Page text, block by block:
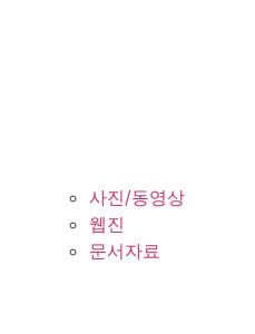
사진/동영상
웹진
문서자료